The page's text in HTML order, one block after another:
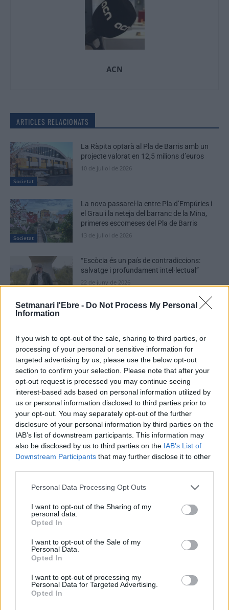
Setmanari l'Ebre - Do Not Process My Personal
Information
If you wish to opt-out of the sale, sharing to third parties, or
processing of your personal or sensitive information for
targeted advertising by us, please use the below opt-out
section to confirm your selection. Please note that after your
opt-out request is processed you may continue seeing
interest-based ads based on personal information utilized by
us or personal information disclosed to third parties prior to
your opt-out. You may separately opt-out of the further
disclosure of your personal information by third parties on the
IAB’s list of downstream participants. This information may
also be disclosed by us to third parties on the IAB’s List of
Downstream Participants that may further disclose it to other
Personal Data Processing Opt Outs
I want to opt-out of the Sharing of my
personal data.
Opted In
I want to opt-out of the Sale of my
Personal Data.
Opted In
I want to opt-out of processing my
Personal Data for Targeted Advertising.
Opted In
ACN
ARTICLES RELACIONATS
Societat
La Ràpita optarà al Pla de Barris amb un
projecte valorat en 12,5 milions d’euros
10 de juliol de 2026
Societat
La nova passarel·la entre Pla d’Empúries i
el Grau i la neteja del barranc de la Mina,
primeres escomeses del Pla de Barris
13 de juliol de 2026
“Escòcia és un país de contradiccions:
salvatge i profundament intel·lectual”
22 de juny de 2026
DEIXA UNA RESPOSTA
Comentari:
Deseu el meu nom, el correu electrònic i el lloc web en
aquest navegador per a la propera vegada que comenti.